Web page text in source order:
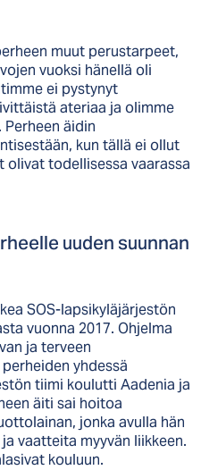
muut perustarpeet,
vuoksi hänellä oli
ei pystynyt
ateriaa ja olimme
Perheen äidin
kun tällä ei ollut
olivat todellisessa vaarassa
uu­den suun­nan
SOS-lapsikyläjärjestön
vuonna 2017. Ohjelma
ja terveen
yhdessä
tiimi koulutti Aadenia ja
äiti sai hoitoa
jonka avulla hän
vaatteita myyvän liikkeen.
kouluun.